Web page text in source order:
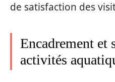
de satisfaction des
Encadrement et
activités